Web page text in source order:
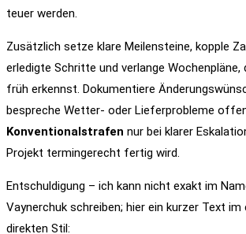
teuer werden.
Zusätzlich setze klare Meilensteine, kopple
erledigte Schritte und verlange Wochenpläne,
früh erkennst. Dokumentiere
bespreche Wetter- oder Lieferprobleme
Konventionalstrafen nur bei klarer
Projekt termingerecht fertig wird.
Entschuldigung – ich kann nicht exakt im
Vaynerchuk schreiben; hier ein kurzer Text im
direkten Stil: